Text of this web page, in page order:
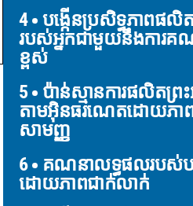
4
បង្កើនប្រសិទ្ធភាពផលិត
របស់អ្នកជាមួយនឹងការគ
ខ្ពស់
5
ប៉ាន់ស្មានការផលិតព្រ
តាមអ៊ិនធរណេតដោយភា
សាមញ្ញ
6
គណនាលទ្ធផលរបស់ប
ដោយភាពជាក់លាក់